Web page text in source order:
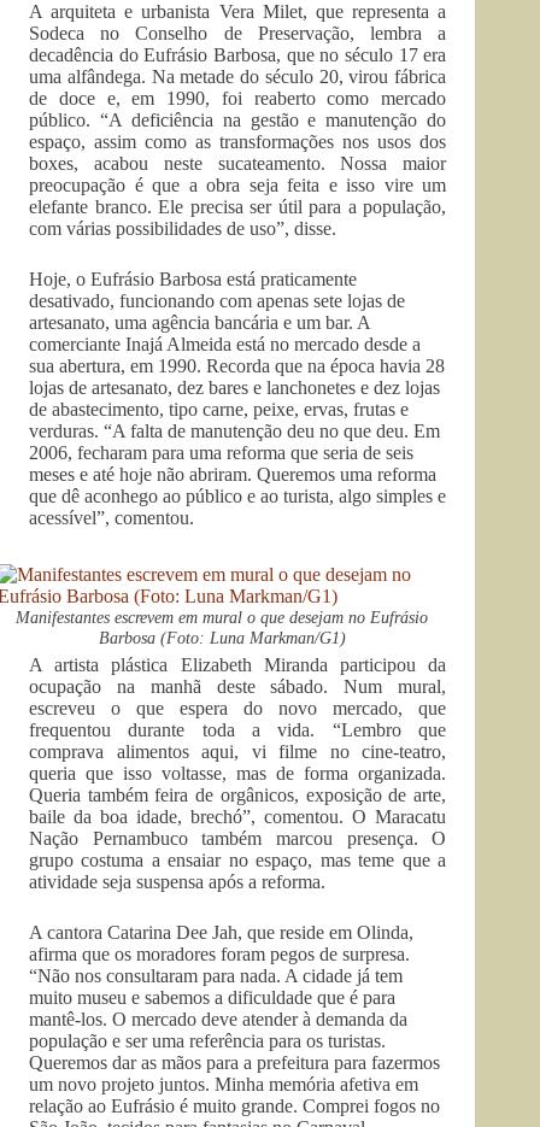
A arquiteta e urbanista Vera Milet, que representa a
Sodeca no Conselho de Preservação, lembra a
decadência do Eufrásio Barbosa, que no século 17 era
uma alfândega. Na metade do século 20, virou fábrica
de doce e, em 1990, foi reaberto como mercado
público. “A deficiência na gestão e manutenção do
espaço, assim como as transformações nos usos dos
boxes, acabou neste sucateamento. Nossa maior
preocupação é que a obra seja feita e isso vire um
elefante branco. Ele precisa ser útil para a população,
com várias possibilidades de uso”, disse.
Hoje, o Eufrásio Barbosa está praticamente
desativado, funcionando com apenas sete lojas de
artesanato, uma agência bancária e um bar. A
comerciante Inajá Almeida está no mercado desde a
sua abertura, em 1990. Recorda que na época havia 28
lojas de artesanato, dez bares e lanchonetes e dez lojas
de abastecimento, tipo carne, peixe, ervas, frutas e
verduras. “A falta de manutenção deu no que deu. Em
2006, fecharam para uma reforma que seria de seis
meses e até hoje não abriram. Queremos uma reforma
que dê aconhego ao público e ao turista, algo simples e
acessível”, comentou.
Manifestantes escrevem em mural o que desejam no Eufrásio
Barbosa (Foto: Luna Markman/G1)
A artista plástica Elizabeth Miranda participou da
ocupação na manhã deste sábado. Num mural,
escreveu o que espera do novo mercado, que
frequentou durante toda a vida. “Lembro que
comprava alimentos aqui, vi filme no cine-teatro,
queria que isso voltasse, mas de forma organizada.
Queria também feira de orgânicos, exposição de arte,
baile da boa idade, brechó”, comentou. O Maracatu
Nação Pernambuco também marcou presença. O
grupo costuma a ensaiar no espaço, mas teme que a
atividade seja suspensa após a reforma.
A cantora Catarina Dee Jah, que reside em Olinda,
afirma que os moradores foram pegos de surpresa.
“Não nos consultaram para nada. A cidade já tem
muito museu e sabemos a dificuldade que é para
mantê-los. O mercado deve atender à demanda da
população e ser uma referência para os turistas.
Queremos dar as mãos para a prefeitura para fazermos
um novo projeto juntos. Minha memória afetiva em
relação ao Eufrásio é muito grande. Comprei fogos no